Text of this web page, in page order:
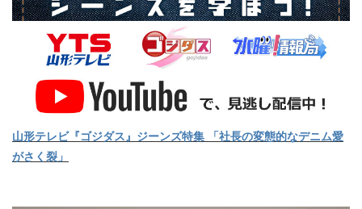
山形テレビ『ゴジダス』ジーンズ特集 「社長の変態的なデニム愛
がさく裂」